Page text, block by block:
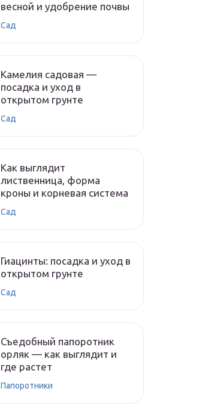
весной и удобрение почвы
Сад
Камелия садовая —
посадка и уход в
открытом грунте
Сад
Как выглядит
лиственница, форма
кроны и корневая система
Сад
Гиацинты: посадка и уход в
открытом грунте
Сад
Съедобный папоротник
орляк — как выглядит и
где растет
Папоротники